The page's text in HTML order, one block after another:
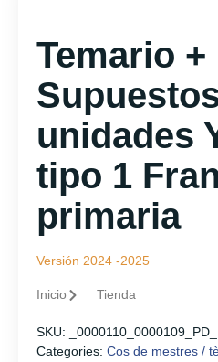
Temario +
unidades
tipo 1
primaria
Versión 2024 -2025
Inicio Tienda
SKU:
Categories: Cos de mestres /